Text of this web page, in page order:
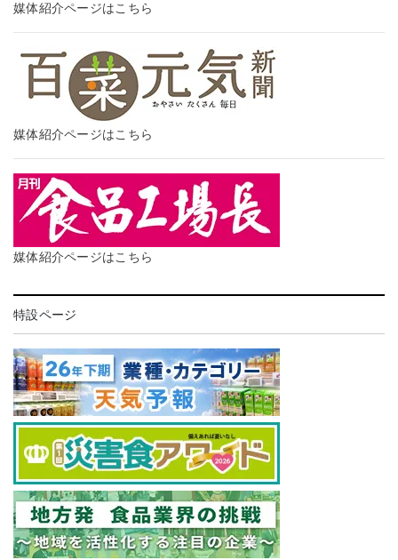
媒体紹介ページはこちら
媒体紹介ページはこちら
媒体紹介ページはこちら
特設ページ